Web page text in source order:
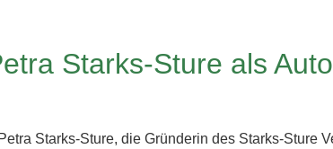
Starks-Sture als
Starks-Sture, die Gründerin des Starks-Sture